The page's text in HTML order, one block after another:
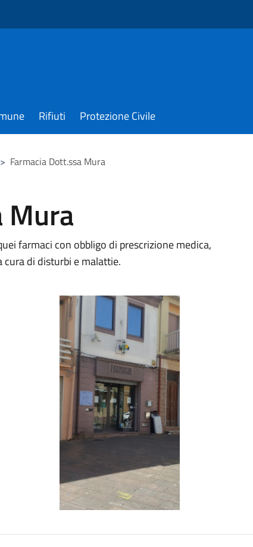
Rifiuti Protezione Civile
> Farmacia Dott.ssa Mura
Mura
farmaci con obbligo di prescrizione medica,
di disturbi e malattie.